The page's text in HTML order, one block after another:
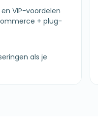
VIP-voordelen
+ plug-
als je